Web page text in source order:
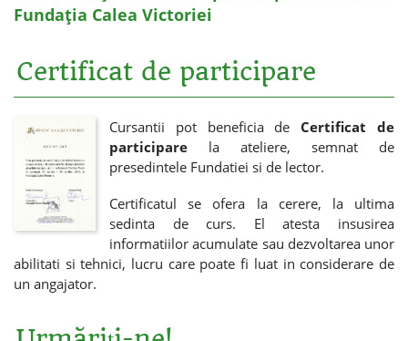
Fundația Calea Victoriei
Certificat de participare
Cursantii pot beneficia de Certificat de
participare la ateliere, semnat de
presedintele Fundatiei si de lector.
Certificatul se ofera la cerere, la ultima
sedinta de curs. El atesta insusirea
informatiilor acumulate sau dezvoltarea unor
abilitati si tehnici, lucru care poate fi luat in considerare de
un angajator.